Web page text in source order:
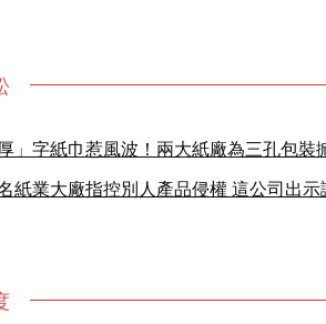
厚」字紙巾惹風波！兩大紙廠為三孔包裝
紙業大廠指控別人產品侵權 這公司出示